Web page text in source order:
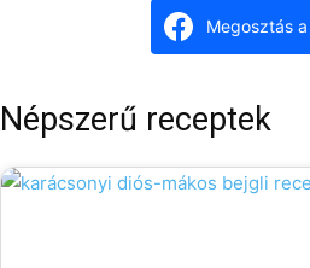
Megosztás
Népszerű receptek